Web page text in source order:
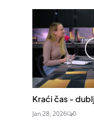
Kraći čas -
Jan 28, 2026 0